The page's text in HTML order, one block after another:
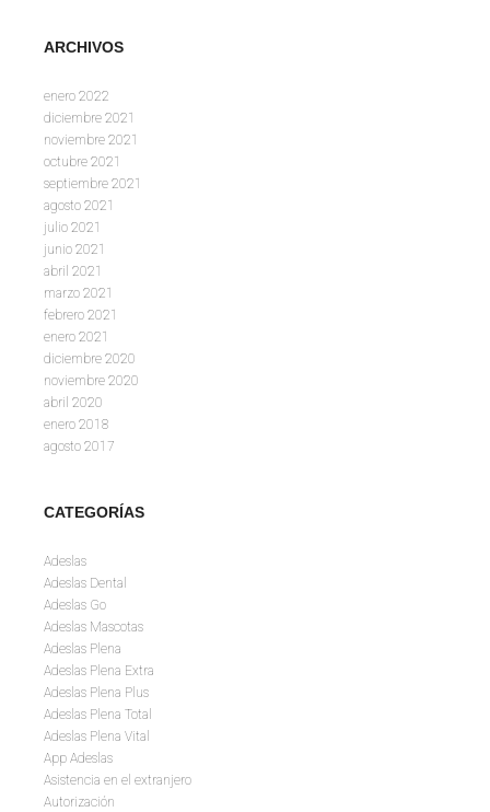
ARCHIVOS
enero 2022
diciembre 2021
noviembre 2021
octubre 2021
septiembre 2021
agosto 2021
julio 2021
junio 2021
abril 2021
marzo 2021
febrero 2021
enero 2021
diciembre 2020
noviembre 2020
abril 2020
enero 2018
agosto 2017
CATEGORÍAS
Adeslas
Adeslas Dental
Adeslas Go
Adeslas Mascotas
Adeslas Plena
Adeslas Plena Extra
Adeslas Plena Plus
Adeslas Plena Total
Adeslas Plena Vital
App Adeslas
Asistencia en el extranjero
Autorización